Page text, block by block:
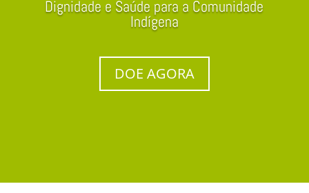
Dignidade e Saúde para a Comunidade
Indígena
DOE AGORA